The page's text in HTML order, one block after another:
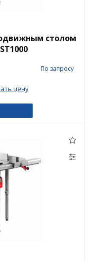
столом
По запросу
цену